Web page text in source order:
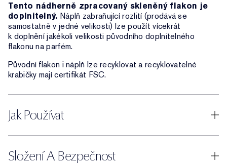
Tento nádherně zpracovaný skleněný flakon je
doplnitelný. Náplň zabraňující rozlití (prodává se
samostatně v jedné velikosti) lze použít vícekrát
k doplnění jakékoli velikosti původního doplnitelného
flakonu na parfém.
Původní flakon i náplň lze recyklovat a recyklovatelné
krabičky mají certifikát FSC.
Jak Používat
Složení A Bezpečnost